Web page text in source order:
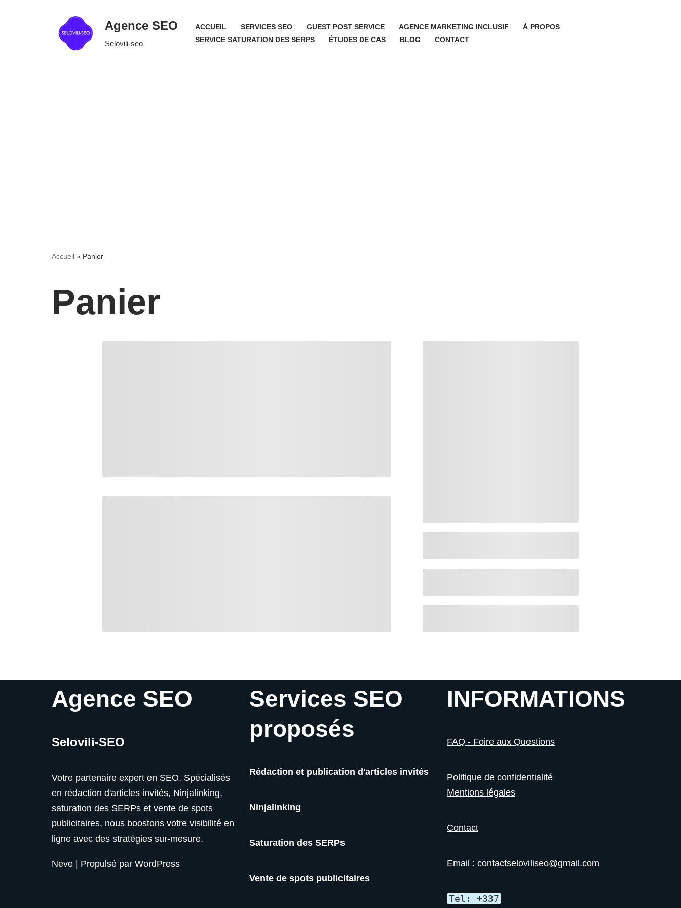
Agence SEO
Selovili-seo
ACCUEIL SERVICES SEO GUEST POST SERVICE AGENCE MARKETING INCLUSIF
À PROPOS
SERVICE SATURATION DES SERPS
ÉTUDES DE CAS BLOG CONTACT
Accueil » Panier
Panier
Agence SEO
Selovili-SEO
Votre partenaire expert en SEO. Spécialisés
en rédaction d'articles invités, Ninjalinking,
saturation des SERPs et vente de spots
publicitaires, nous boostons votre visibilité en
ligne avec des stratégies sur-mesure.
Neve | Propulsé par WordPress
Services SEO
proposés
Rédaction et publication d'articles invités
Ninjalinking
Saturation des SERPs
Vente de spots publicitaires
INFORMATIONS
FAQ - Foire aux Questions
Politique de confidentialité
Mentions légales
Contact
Email : contactseloviliseo@gmail.com
Tel: +337